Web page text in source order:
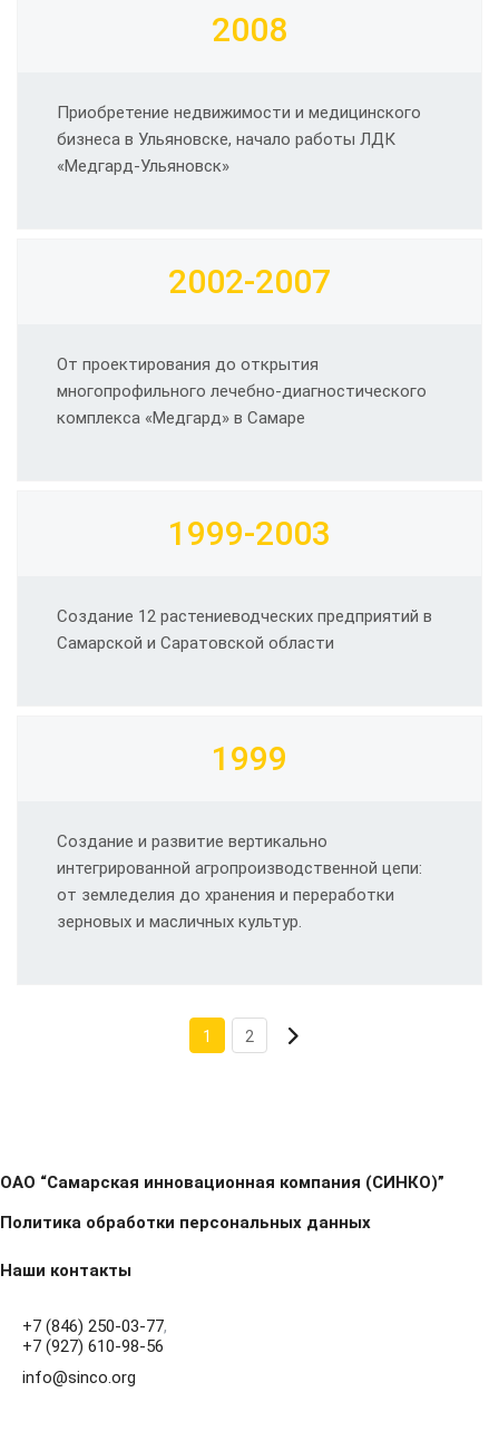
2008
Приобретение недвижимости и медицинского
бизнеса в Ульяновске, начало работы ЛДК
«Медгард-Ульяновск»
2002-2007
От проектирования до открытия
многопрофильного лечебно-диагностического
комплекса «Медгард» в Самаре
1999-2003
Создание 12 растениеводческих предприятий в
Самарской и Саратовской области
1999
Создание и развитие вертикально
интегрированной агропроизводственной цепи:
от земледелия до хранения и переработки
зерновых и масличных культур.
1 2
ОАО “Самарская инновационная компания (СИНКО)”
Политика обработки персональных данных
Наши контакты
+7 (846) 250-03-77,
+7 (927) 610-98-56
info@sinco.org